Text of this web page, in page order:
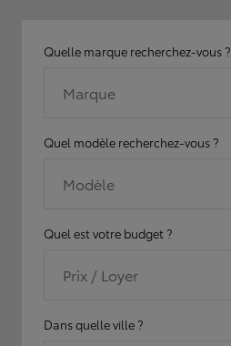
Quelle marque recherchez-vous ?
Marque
Quel modèle recherchez-vous ?
Modèle
Quel est votre budget ?
Prix / Loyer
Dans quelle ville ?